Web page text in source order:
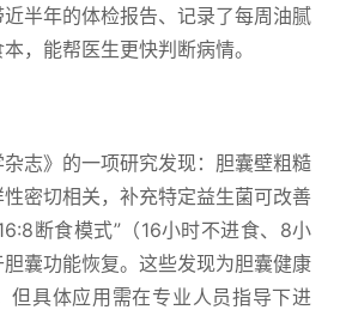
半年的体检报告、记录了每周油腻
，能帮医生更快判断病情。
杂志》的一项研究发现：胆囊壁粗糙
密切相关，补充特定益生菌可改善
断食模式”（16小时不进食、8小
囊功能恢复。这些发现为胆囊健康
但具体应用需在专业人员指导下进